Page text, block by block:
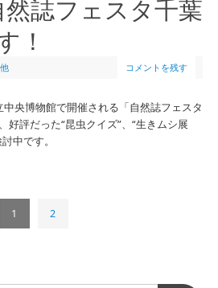
然誌フェスタ千葉
！
コメントを残す
央博物館で開催される「自然誌フェスタ
好評だった“昆虫クイズ”、“生きムシ展
中です。
1 2